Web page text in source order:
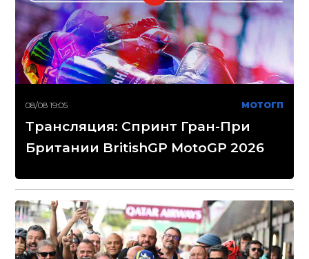
08/08 19:05 МОТОГП
Трансляция: Спринт Гран-При
Британии BritishGP MotoGP 2026